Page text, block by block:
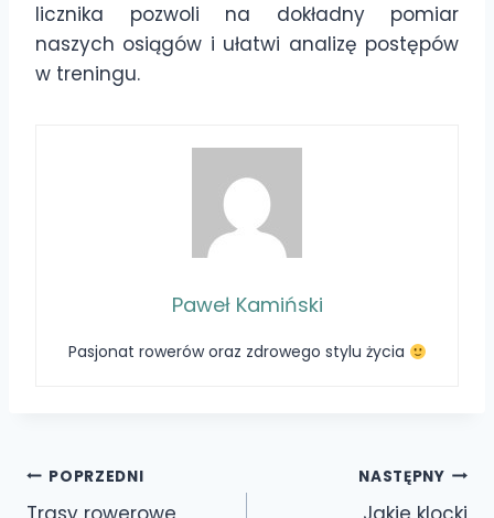
licznika pozwoli na dokładny pomiar
naszych osiągów i ułatwi analizę postępów
w treningu.
Paweł Kamiński
Pasjonat rowerów oraz zdrowego stylu życia
Nawigacja
POPRZEDNI NASTĘPNY